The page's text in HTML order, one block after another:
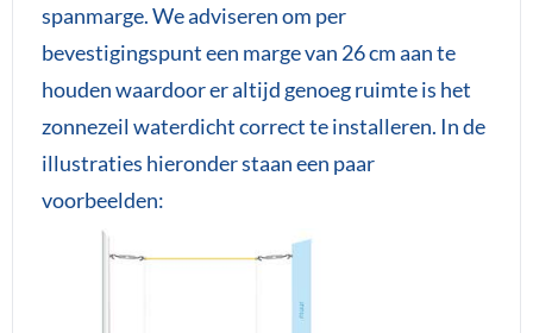
spanmarge. We adviseren om per
bevestigingspunt een marge van 26 cm aan te
houden waardoor er altijd genoeg ruimte is het
zonnezeil waterdicht correct te installeren. In de
illustraties hieronder staan een paar
voorbeelden: